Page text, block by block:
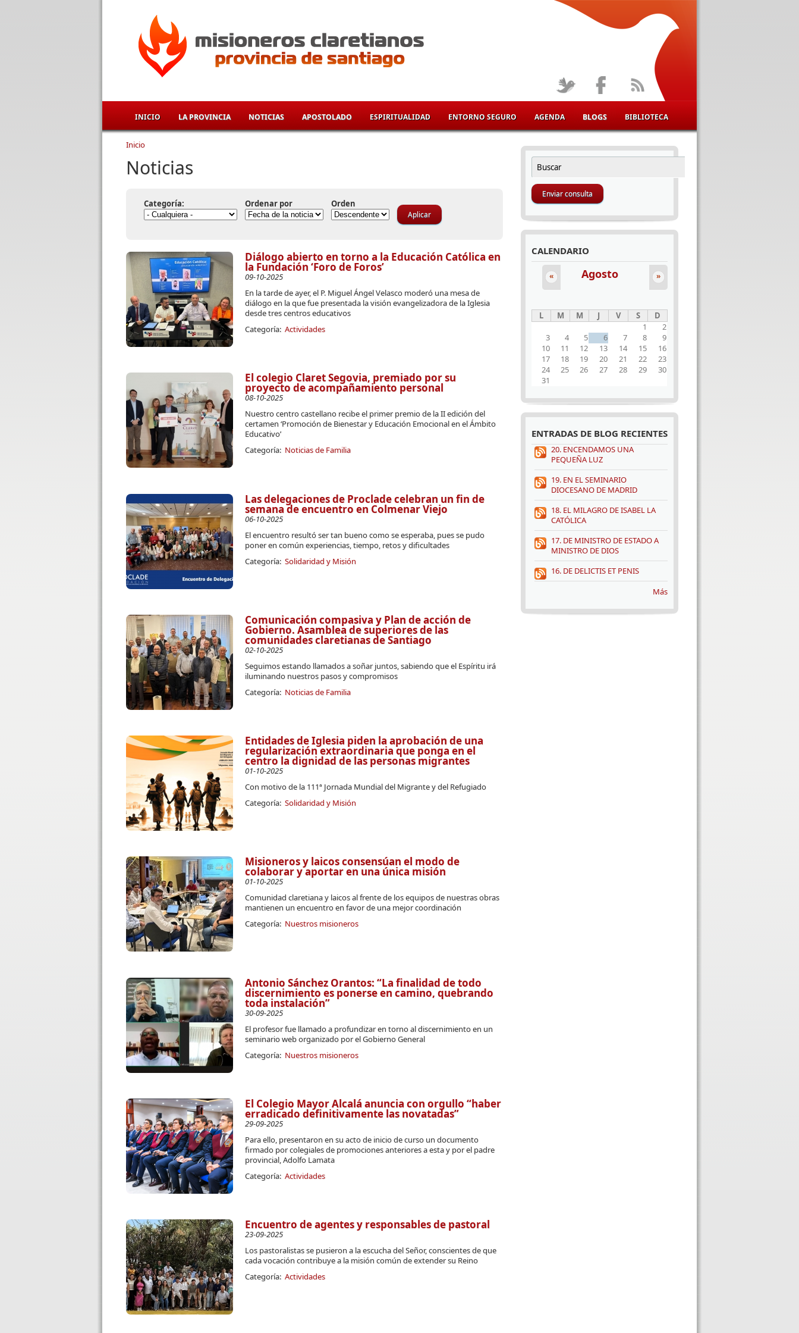
INICIO LA PROVINCIA NOTICIAS APOSTOLADO ESPIRITUALIDAD ENTORNO SEGURO AGENDA BLOGS BIBLIOTECA
Se encuentra usted aquí
Inicio
Noticias
Categoría: Ordenar por Orden
Diálogo abierto en torno a la Educación Católica en
la Fundación ‘Foro de Foros’
09-10-2025
En la tarde de ayer, el P. Miguel Ángel Velasco moderó una mesa de
diálogo en la que fue presentada la visión evangelizadora de la Iglesia
desde tres centros educativos
Categoría: Actividades
El colegio Claret Segovia, premiado por su
proyecto de acompañamiento personal
08-10-2025
Nuestro centro castellano recibe el primer premio de la II edición del
certamen ‘Promoción de Bienestar y Educación Emocional en el Ámbito
Educativo’
Categoría: Noticias de Familia
Las delegaciones de Proclade celebran un fin de
semana de encuentro en Colmenar Viejo
06-10-2025
El encuentro resultó ser tan bueno como se esperaba, pues se pudo
poner en común experiencias, tiempo, retos y dificultades
Categoría: Solidaridad y Misión
Comunicación compasiva y Plan de acción de
Gobierno. Asamblea de superiores de las
comunidades claretianas de Santiago
02-10-2025
Seguimos estando llamados a soñar juntos, sabiendo que el Espíritu irá
iluminando nuestros pasos y compromisos
Categoría: Noticias de Familia
Entidades de Iglesia piden la aprobación de una
regularización extraordinaria que ponga en el
centro la dignidad de las personas migrantes
01-10-2025
Con motivo de la 111ª Jornada Mundial del Migrante y del Refugiado
Categoría: Solidaridad y Misión
Misioneros y laicos consensúan el modo de
colaborar y aportar en una única misión
01-10-2025
Comunidad claretiana y laicos al frente de los equipos de nuestras obras
mantienen un encuentro en favor de una mejor coordinación
Categoría: Nuestros misioneros
Antonio Sánchez Orantos: “La finalidad de todo
discernimiento es ponerse en camino, quebrando
toda instalación”
30-09-2025
El profesor fue llamado a profundizar en torno al discernimiento en un
seminario web organizado por el Gobierno General
Categoría: Nuestros misioneros
El Colegio Mayor Alcalá anuncia con orgullo “haber
erradicado definitivamente las novatadas”
29-09-2025
Para ello, presentaron en su acto de inicio de curso un documento
firmado por colegiales de promociones anteriores a esta y por el padre
provincial, Adolfo Lamata
Categoría: Actividades
Encuentro de agentes y responsables de pastoral
23-09-2025
Los pastoralistas se pusieron a la escucha del Señor, conscientes de que
cada vocación contribuye a la misión común de extender su Reino
Categoría: Actividades
FORMULARIO DE BÚSQUEDA
Buscar
CALENDARIO
Agosto
« »
L M M J V S
D
1
2
3
4 5 6 7 8
9
10
11 12 13 14 15
16
17
18 19 20 21 22
23
24
25 26 27 28 29
30
31
ENTRADAS DE BLOG RECIENTES
20. ENCENDAMOS UNA
PEQUEÑA LUZ
19. EN EL SEMINARIO
DIOCESANO DE MADRID
18. EL MILAGRO DE ISABEL LA
CATÓLICA
17. DE MINISTRO DE ESTADO A
MINISTRO DE DIOS
16. DE DELICTIS ET PENIS
Más